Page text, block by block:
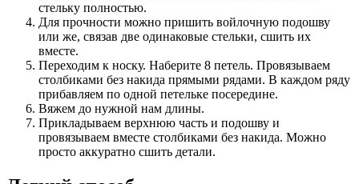
стельку полностью.
Для прочности можно пришить войлочную подошву
или же, связав две одинаковые стельки, сшить их
вместе.
Переходим к носку. Наберите 8 петель. Провязываем
столбиками без накида прямыми рядами. В каждом ряду
прибавляем по одной петельке посередине.
Вяжем до нужной нам длины.
Прикладываем верхнюю часть и подошву и
провязываем вместе столбиками без накида. Можно
просто аккуратно сшить детали.